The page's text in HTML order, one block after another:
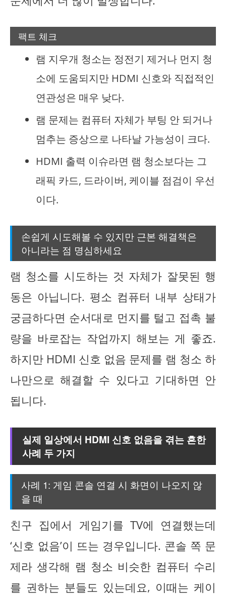
팩트 체크
램 지우개 청소는 정전기 제거나 먼지 청
소에 도움되지만 HDMI 신호와 직접적인
연관성은 매우 낮다.
램 문제는 컴퓨터 자체가 부팅 안 되거나
멈추는 증상으로 나타날 가능성이 크다.
HDMI 출력 이슈라면 램 청소보다는 그
래픽 카드, 드라이버, 케이블 점검이 우선
이다.
손쉽게 시도해볼 수 있지만 근본 해결책은
아니라는 점 명심하세요
램 청소를 시도하는 것 자체가 잘못된 행
동은 아닙니다. 평소 컴퓨터 내부 상태가
궁금하다면 순서대로 먼지를 털고 접촉 불
량을 바로잡는 작업까지 해보는 게 좋죠.
하지만 HDMI 신호 없음 문제를 램 청소 하
나만으로 해결할 수 있다고 기대하면 안
됩니다.
실제 일상에서 HDMI 신호 없음을 겪는 흔한
사례 두 가지
사례 1: 게임 콘솔 연결 시 화면이 나오지 않
을 때
친구 집에서 게임기를 TV에 연결했는데
‘신호 없음’이 뜨는 경우입니다. 콘솔 쪽 문
제라 생각해 램 청소 비슷한 컴퓨터 수리
를 권하는 분들도 있는데요, 이때는 케이